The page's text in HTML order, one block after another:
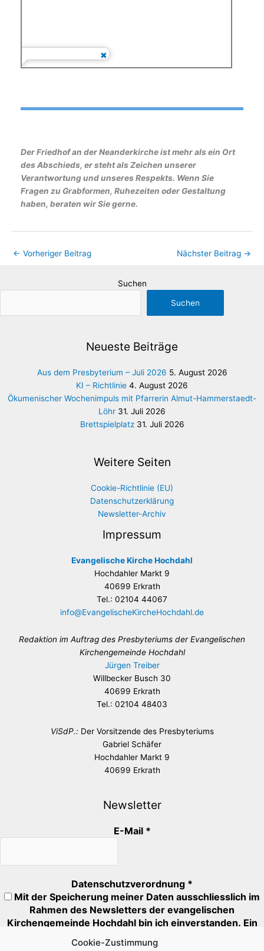
Cookie-Zustimmung
Der Friedhof an der Neanderkirche ist mehr als ein Ort
des Abschieds, er steht als Zeichen unserer
Verantwortung und unseres Respekts. Wenn Sie
Fragen zu Grabformen, Ruhezeiten oder Gestaltung
haben, beraten wir Sie gerne.
← Vorheriger Beitrag Nächster Beitrag →
Suchen
Suchen
Neueste Beiträge
Aus dem Presbyterium – Juli 2026 5. August 2026
KI – Richtlinie 4. August 2026
Ökumenischer Wochenimpuls mit Pfarrerin Almut-Hammerstaedt-
Löhr 31. Juli 2026
Brettspielplatz 31. Juli 2026
Weitere Seiten
Cookie-Richtlinie (EU)
Datenschutzerklärung
Newsletter-Archiv
Impressum
Evangelische Kirche Hochdahl
Hochdahler Markt 9
40699 Erkrath
Tel.: 02104 44067
info@EvangelischeKircheHochdahl.de
Redaktion im Auftrag des Presbyteriums der Evangelischen
Kirchengemeinde Hochdahl
Jürgen Treiber
Willbecker Busch 30
40699 Erkrath
Tel.: 02104 48403
ViSdP.: Der Vorsitzende des Presbyteriums
Gabriel Schäfer
Hochdahler Markt 9
40699 Erkrath
Newsletter
E-Mail *
Datenschutzverordnung *
Mit der Speicherung meiner Daten ausschliesslich im
Rahmen des Newsletters der evangelischen
Kirchengemeinde Hochdahl bin ich einverstanden. Ein